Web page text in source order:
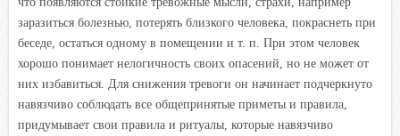
заразиться болезнью, потерять близкого человека, покраснеть при
беседе, остаться одному в помещении и т. п. При этом человек
хорошо понимает нелогичность своих опасений, но не может от
них избавиться. Для снижения тревоги он начинает подчеркнуто
навязчиво соблюдать все общепринятые приметы и правила,
придумывает свои правила и ритуалы, которые навязчиво